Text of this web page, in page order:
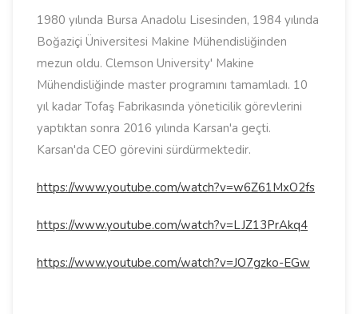
1980 yılında Bursa Anadolu Lisesinden, 1984 yılında
Boğaziçi Üniversitesi Makine Mühendisliğinden
mezun oldu. Clemson University' Makine
Mühendisliğinde master programını tamamladı. 10
yıl kadar Tofaş Fabrikasında yöneticilik görevlerini
yaptıktan sonra 2016 yılında Karsan'a geçti.
Karsan'da CEO görevini sürdürmektedir.
https://www.youtube.com/watch?v=w6Z61MxO2fs
https://www.youtube.com/watch?v=LJZ13PrAkq4
https://www.youtube.com/watch?v=JO7gzko-EGw